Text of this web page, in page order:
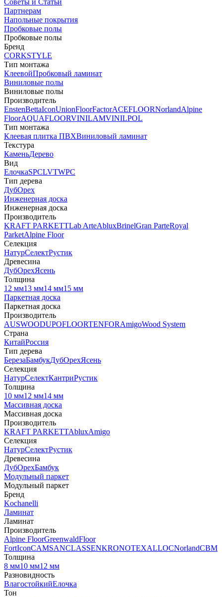
Советы и Статьи
Партнерам
Напольные покрытия
Пробковые полы
Пробковые полы
Бренд
CORKSTYLE
Тип монтажа
КлеевойПробковый ламинат
Виниловые полы
Виниловые полы
Производитель
EnstenBettaIconUnionFloorFactorACEFLOORNorlandAlpine
FloorAQUAFLOORVINILAMVINILPOL
Тип монтажа
Клеевая плитка ПВХВиниловый ламинат
Текстура
КаменьДерево
Вид
ЕлочкаSPCLVTWPC
Тип дерева
ДубОрех
Инженерная доска
Инженерная доска
Производитель
KRAFT PARKETTLab ArteAbluxBrinelGran ParteRoyal
ParketAlpine Floor
Селекция
НатурСелектРустик
Древесина
ДубОрехЯсень
Толщина
12 мм13 мм14 мм15 мм
Паркетная доска
Паркетная доска
Производитель
AUSWOODUPOFLOORTENFORAmigoWood System
Страна
КитайРоссия
Тип дерева
БерезаБамбукДубОрехЯсень
Селекция
НатурСелектКантриРустик
Толщина
10 мм12 мм14 мм
Массивная доска
Массивная доска
Производитель
KRAFT PARKETTAbluxAmigo
Селекция
НатурСелектРустик
Древесина
ДубОрехБамбук
Модульный паркет
Модульный паркет
Бренд
Kochanelli
Ламинат
Ламинат
Производитель
Alpine FloorGreenwaldFloor
FortIconCAMSANCLASSENKRONOTEXALLOCNorlandCBM
Толщина
8 мм10 мм12 мм
Разновидность
ВлагостойкийЕлочка
Тон